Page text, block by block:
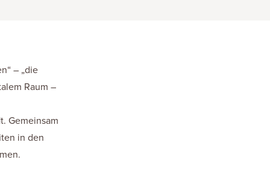
– „die
Raum –
Gemeinsam
in den